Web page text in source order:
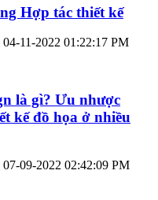
Hợp tác thiết kế
04-11-2022 01:22:17 PM
là gì? Ưu nhược
kế đồ họa ở nhiều
07-09-2022 02:42:09 PM